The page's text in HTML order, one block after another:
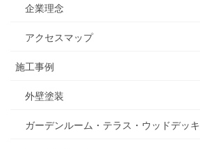
企業理念
アクセスマップ
施工事例
外壁塗装
ガーデンルーム・テラス・ウッドデッキ